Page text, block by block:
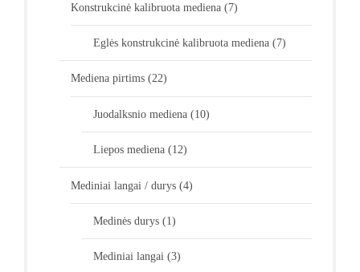
Konstrukcinė kalibruota mediena (7)
Eglės konstrukcinė kalibruota mediena (7)
Mediena pirtims (22)
Juodalksnio mediena (10)
Liepos mediena (12)
Mediniai langai / durys (4)
Medinės durys (1)
Mediniai langai (3)